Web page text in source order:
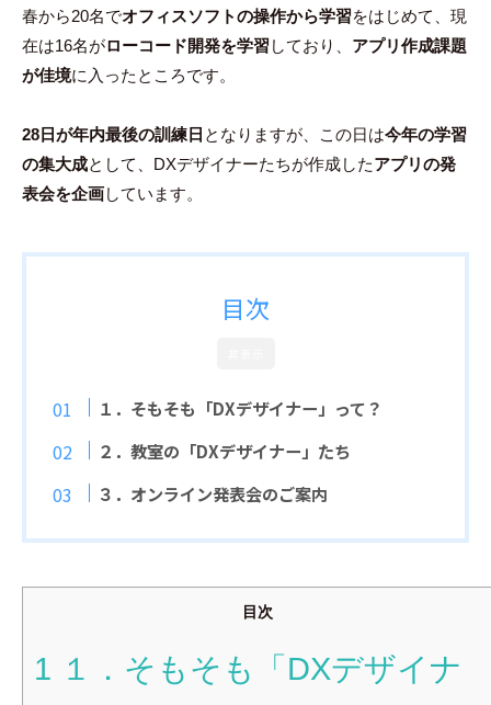
春から20名でオフィスソフトの操作から学習をはじめて、現
在は16名がローコード開発を学習 しており、 アプリ作成課題
が佳境に入ったところです。
28日が年内最後の訓練日 となりますが、この日は今年の学習
の集大成として、DXデザイナーたちが作成したアプリの発
表会を企画しています。
目次
１．そもそも「DXデザイナー」って？
２．教室の「DXデザイナー」たち
３．オンライン発表会のご案内
目次
1 １．そもそも「DXデザイナ